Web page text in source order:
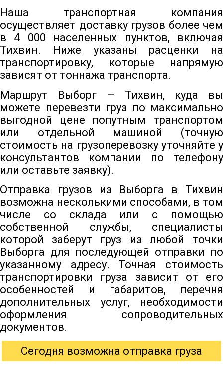
Наша транспортная компания
осуществляет доставку грузов более чем
в 4 000 населенных пунктов, включая
Тихвин. Ниже указаны расценки на
транспортировку, которые напрямую
зависят от тоннажа транспорта.
Маршрут Выборг — Тихвин, куда вы
можете перевезти груз по максимально
выгодной цене попутным транспортом
или отдельной машиной (точную
стоимость на грузоперевозку уточняйте у
консультантов компании по телефону
или оставьте заявку).
Отправка грузов из Выборга в Тихвин
возможна несколькими способами, в том
числе со склада или с помощью
собственной службы, специалисты
которой заберут груз из любой точки
Выборга для последующей отправки по
указанному адресу. Точная стоимость
транспортировки груза зависит от его
особенностей и габаритов, перечня
дополнительных услуг, необходимости
оформления сопроводительных
документов.
Сегодня возможна отправка груза